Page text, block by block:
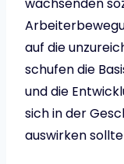
auf die
schufen die
und die
sich in der
auswirken